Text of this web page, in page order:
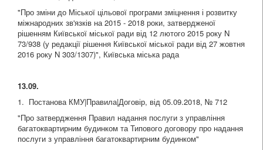
"Про зміни до Міської цільової програми зміцнення і розвитку
міжнародних зв'язків на 2015 - 2018 роки, затвердженої
рішенням Київської міської ради від 12 лютого 2015 року N
73/938 (у редакції рішення Київської міської ради від 27 жовтня
2016 року N 303/1307)", Київська міська рада
13.09.
1. Постанова КМУ|Правила|Договір, від 05.09.2018, № 712
"Про затвердження Правил надання послуги з управління
багатоквартирним будинком та Типового договору про надання
послуги з управління багатоквартирним будинком"